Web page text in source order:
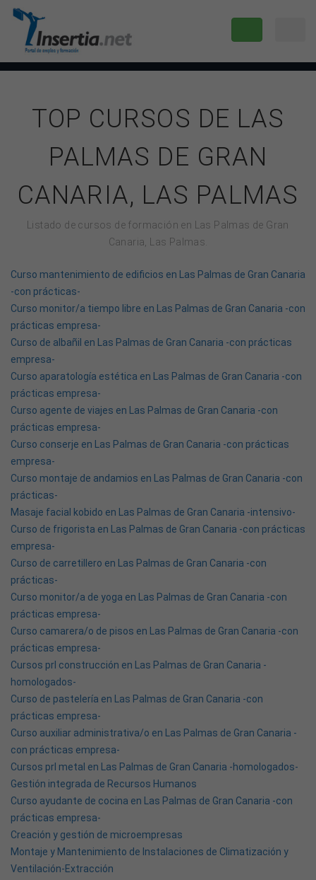
TOP CURSOS DE LAS
PALMAS DE GRAN
CANARIA, LAS PALMAS
Listado de cursos de formación en Las Palmas de Gran
Canaria, Las Palmas.
Curso mantenimiento de edificios en Las Palmas de Gran Canaria
-con prácticas-
Curso monitor/a tiempo libre en Las Palmas de Gran Canaria -con
prácticas empresa-
Curso de albañil en Las Palmas de Gran Canaria -con prácticas
empresa-
Curso aparatología estética en Las Palmas de Gran Canaria -con
prácticas empresa-
Curso agente de viajes en Las Palmas de Gran Canaria -con
prácticas empresa-
Curso conserje en Las Palmas de Gran Canaria -con prácticas
empresa-
Curso montaje de andamios en Las Palmas de Gran Canaria -con
prácticas-
Masaje facial kobido en Las Palmas de Gran Canaria -intensivo-
Curso de frigorista en Las Palmas de Gran Canaria -con prácticas
empresa-
Curso de carretillero en Las Palmas de Gran Canaria -con
prácticas-
Curso monitor/a de yoga en Las Palmas de Gran Canaria -con
prácticas empresa-
Curso camarera/o de pisos en Las Palmas de Gran Canaria -con
prácticas empresa-
Cursos prl construcción en Las Palmas de Gran Canaria -
homologados-
Curso de pastelería en Las Palmas de Gran Canaria -con
prácticas empresa-
Curso auxiliar administrativa/o en Las Palmas de Gran Canaria -
con prácticas empresa-
Cursos prl metal en Las Palmas de Gran Canaria -homologados-
Gestión integrada de Recursos Humanos
Curso ayudante de cocina en Las Palmas de Gran Canaria -con
prácticas empresa-
Creación y gestión de microempresas
Montaje y Mantenimiento de Instalaciones de Climatización y
Ventilación-Extracción